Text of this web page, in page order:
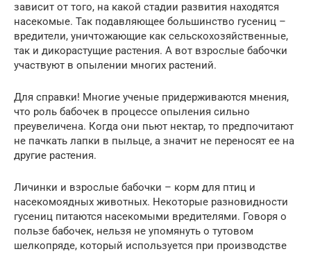
зависит от того, на какой стадии развития находятся
насекомые. Так подавляющее большинство гусениц –
вредители, уничтожающие как сельскохозяйственные,
так и дикорастущие растения. А вот взрослые бабочки
участвуют в опылении многих растений.
Для справки! Многие ученые придерживаются мнения,
что роль бабочек в процессе опыления сильно
преувеличена. Когда они пьют нектар, то предпочитают
не пачкать лапки в пыльце, а значит не переносят ее на
другие растения.
Личинки и взрослые бабочки – корм для птиц и
насекомоядных животных. Некоторые разновидности
гусениц питаются насекомыми вредителями. Говоря о
пользе бабочек, нельзя не упомянуть о тутовом
шелкопряде, который используется при производстве